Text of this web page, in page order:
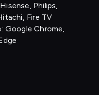
Philips,
Fire TV
Google Chrome,